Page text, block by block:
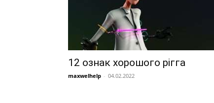
12 ознак хорошого рігга
maxwelhelp - 04.02.2022